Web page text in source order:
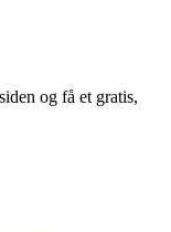
og få et gratis,